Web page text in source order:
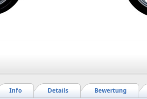
Bewertung
Details
Info